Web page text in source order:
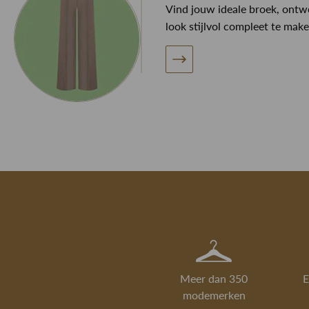
Vind jouw ideale broek,
look stijlvol compleet te
Meer dan 350
modemerken